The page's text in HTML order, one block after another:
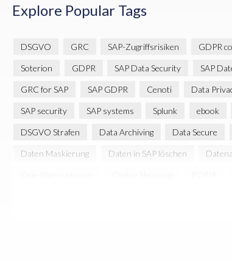
Explore Popular Tags
DSGVO GRC SAP-Zugriffsrisiken GDPR
Soterion GDPR SAP Data Security SAP
GRC for SAP SAP GDPR Cenoti Data
SAP security SAP systems Splunk ebook
DSGVO Strafen Data Archiving Data Secure
Daten Maskierung Daten in SAP löschen